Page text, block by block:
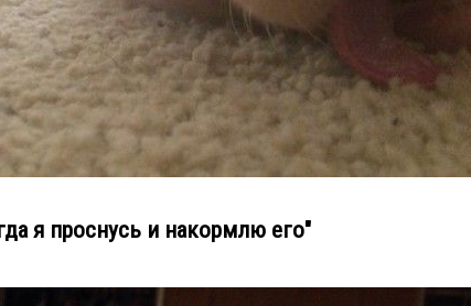
я проснусь и накормлю его"